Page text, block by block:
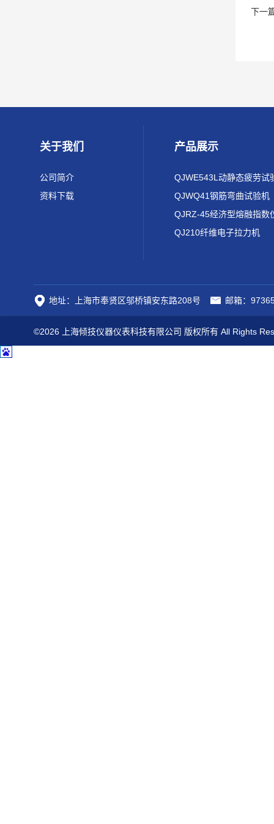
下一
关于我们
公司简介
资料下载
产品展示
QJWE543L动静态疲劳试
QJWQ41钢筋弯曲试验机
QJRZ-45经济型熔融指数
QJ210纤维电子拉力机
地址：上海市奉贤区邬桥镇安东路208号 邮箱：
©2026 上海倾技仪器仪表科技有限公司 版权所有 All Rights